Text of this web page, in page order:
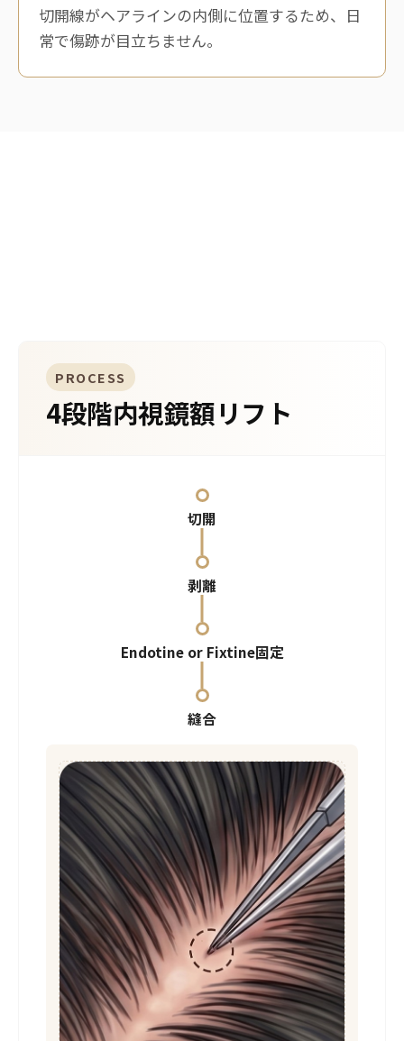
切開線がヘアラインの内側に位置するため、日
常で傷跡が目立ちません。
PROCESS
4段階内視鏡額リフト
切開
剥離
Endotine or Fixtine固定
縫合